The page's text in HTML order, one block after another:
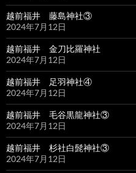
越前福井 藤島神社③
2024年7月12日
越前福井 金刀比羅神社
2024年7月12日
越前福井 足羽神社④
2024年7月12日
越前福井 毛谷黒龍神社③
2024年7月12日
越前福井 杉社白髭神社③
2024年7月12日